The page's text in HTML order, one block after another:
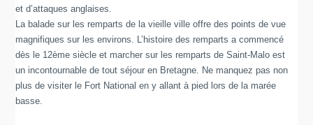
et d’attaques anglaises.
La balade sur les remparts de la vieille ville offre des points de vue
magnifiques sur les environs. L’histoire des remparts a commencé
dès le 12ème siècle et marcher sur les remparts de Saint-Malo est
un incontournable de tout séjour en Bretagne. Ne manquez pas non
plus de visiter le Fort National en y allant à pied lors de la marée
basse.